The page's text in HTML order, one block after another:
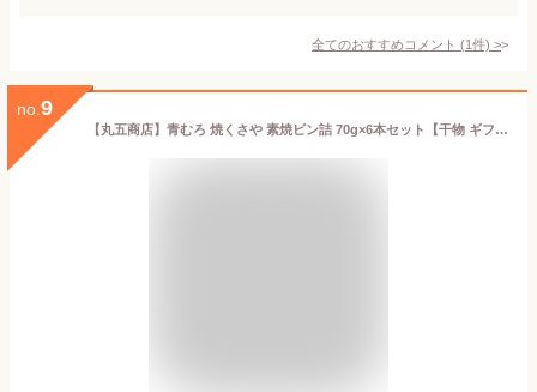
全てのおすすめコメント (1件) >
no. 9
【丸五商店】青むろ 焼くさや 素焼ビン詰 70g×6本セット【干物 ギフト プレゼント 春 夏 秋 冬 記念日 お誕生日 母の日 父の日 敬老の日 お中元 お歳暮】